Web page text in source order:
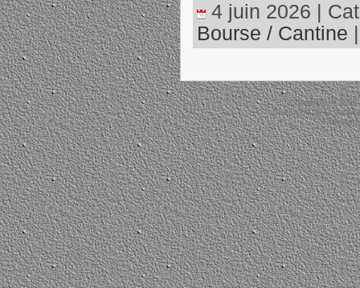
4 juin 2026 |
Bourse / Cantine
Copyright © 2026
Directrice de la